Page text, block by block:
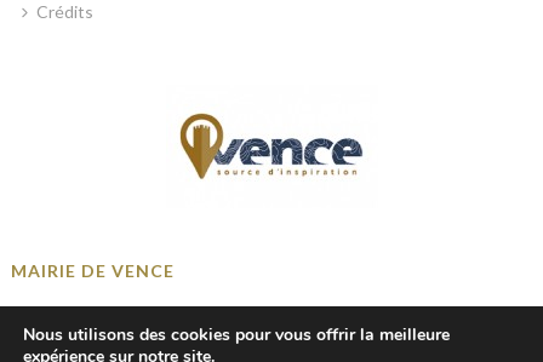
Crédits
MAIRIE DE VENCE
+33 4 93 58 41 00
Nous utilisons des cookies pour vous offrir la meilleure
expérience sur notre site.